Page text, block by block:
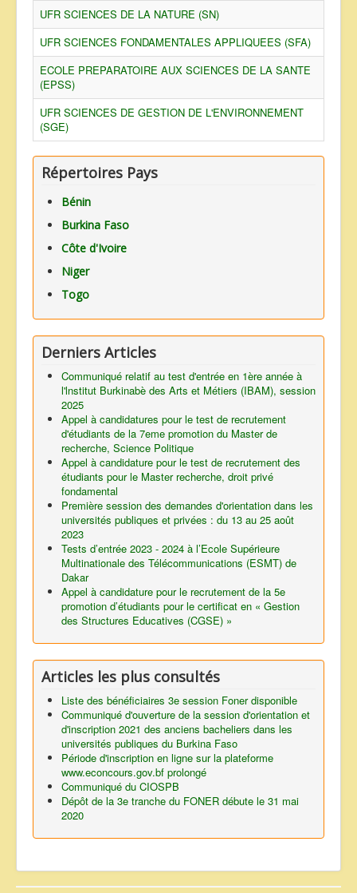
UFR SCIENCES DE LA NATURE (SN)
UFR SCIENCES FONDAMENTALES APPLIQUEES (SFA)
ECOLE PREPARATOIRE AUX SCIENCES DE LA SANTE
(EPSS)
UFR SCIENCES DE GESTION DE L'ENVIRONNEMENT
(SGE)
Répertoires Pays
Bénin
Burkina Faso
Côte d'Ivoire
Niger
Togo
Derniers Articles
Communiqué relatif au test d'entrée en 1ère année à
l'lnstitut Burkinabè des Arts et Métiers (IBAM), session
2025
Appel à candidatures pour le test de recrutement
d'étudiants de la 7eme promotion du Master de
recherche, Science Politique
Appel à candidature pour le test de recrutement des
étudiants pour le Master recherche, droit privé
fondamental
Première session des demandes d'orientation dans les
universités publiques et privées : du 13 au 25 août
2023
Tests d’entrée 2023 - 2024 à l’Ecole Supérieure
Multinationale des Télécommunications (ESMT) de
Dakar
Appel à candidature pour le recrutement de la 5e
promotion d’étudiants pour le certificat en « Gestion
des Structures Educatives (CGSE) »
Articles les plus consultés
Liste des bénéficiaires 3e session Foner disponible
Communiqué d'ouverture de la session d'orientation et
d'inscription 2021 des anciens bacheliers dans les
universités publiques du Burkina Faso
Période d'inscription en ligne sur la plateforme
www.econcours.gov.bf prolongé
Communiqué du CIOSPB
Dépôt de la 3e tranche du FONER débute le 31 mai
2020